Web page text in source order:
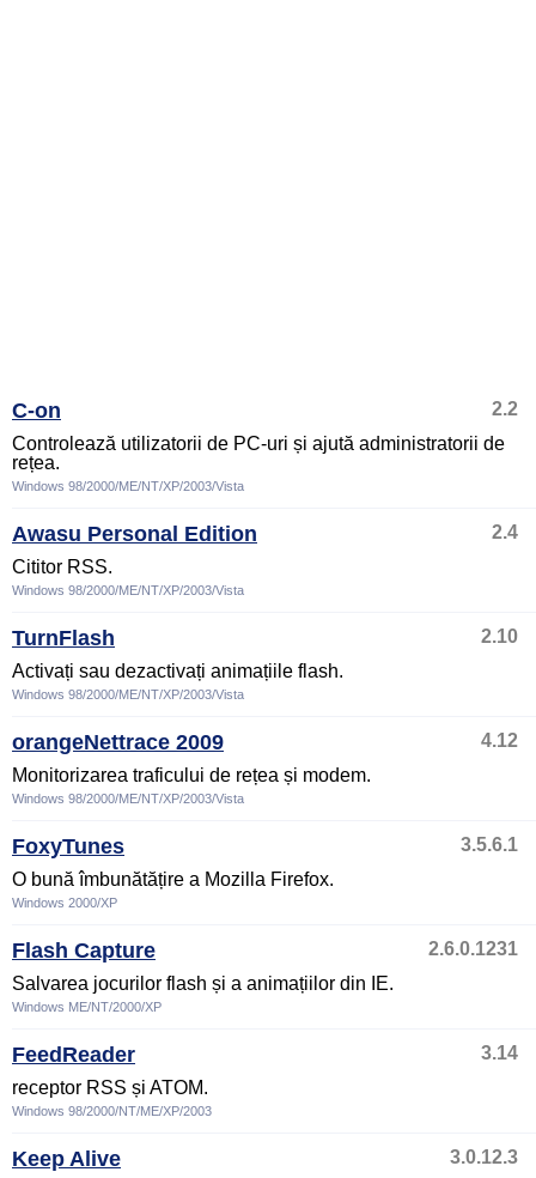
C-on
2.2
Controlează utilizatorii de PC-uri și ajută administratorii de
rețea.
Windows 98/2000/ME/NT/XP/2003/Vista
Awasu Personal Edition
2.4
Cititor RSS.
Windows 98/2000/ME/NT/XP/2003/Vista
TurnFlash
2.10
Activați sau dezactivați animațiile flash.
Windows 98/2000/ME/NT/XP/2003/Vista
orangeNettrace 2009
4.12
Monitorizarea traficului de rețea și modem.
Windows 98/2000/ME/NT/XP/2003/Vista
FoxyTunes
3.5.6.1
O bună îmbunătățire a Mozilla Firefox.
Windows 2000/XP
Flash Capture
2.6.0.1231
Salvarea jocurilor flash și a animațiilor din IE.
Windows ME/NT/2000/XP
FeedReader
3.14
receptor RSS și ATOM.
Windows 98/2000/NT/ME/XP/2003
Keep Alive
3.0.12.3